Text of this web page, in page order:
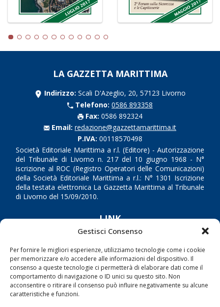
Gestisci Consenso
Per fornire le migliori esperienze, utilizziamo tecnologie come i cookie
per memorizzare e/o accedere alle informazioni del dispositivo. Il
consenso a queste tecnologie ci permetterà di elaborare dati come il
comportamento di navigazione o ID unici su questo sito. Non
acconsentire o ritirare il consenso può influire negativamente su alcune
caratteristiche e funzioni.
LA GAZZETTA MARITTIMA
Indirizzo: Scali D'Azeglio, 20, 57123 Livorno
Telefono: 0586 893358
Fax: 0586 892324
Email: redazione@gazzettamarittima.it
P.IVA: 00118570498
Società Editoriale Marittima a r.l. (Editore) - Autorizzazione
del Tribunale di Livorno n. 217 del 10 giugno 1968 - N°
iscrizione al ROC (Registro Operatori delle Comunicazioni)
della Società Editoriale Marittima a r.l.: N° 1301 Iscrizione
della testata elettronica La Gazzetta Marittima al Tribunale
di Livorno del 15/09/2010.
LINK
Porti/Interporti
Trasporti
Varie